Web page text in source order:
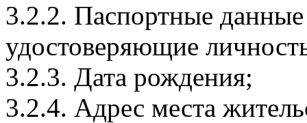
3.2.2. Паспортные
удостоверяющие
3.2.3. Дата рождения;
3.2.4. Адрес места